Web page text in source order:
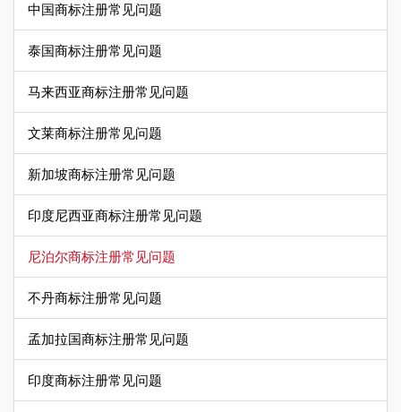
中国商标注册常见问题
泰国商标注册常见问题
马来西亚商标注册常见问题
文莱商标注册常见问题
新加坡商标注册常见问题
印度尼西亚商标注册常见问题
尼泊尔商标注册常见问题
不丹商标注册常见问题
孟加拉国商标注册常见问题
印度商标注册常见问题